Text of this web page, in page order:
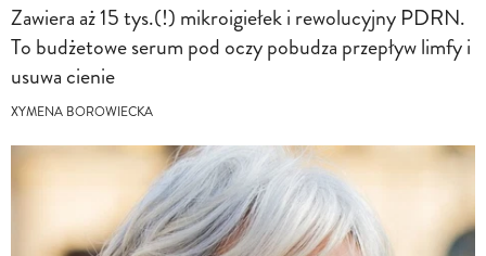
Zawiera aż 15 tys.(!) mikroigiełek i rewolucyjny PDRN.
To budżetowe serum pod oczy pobudza przepływ limfy i
usuwa cienie
XYMENA BOROWIECKA